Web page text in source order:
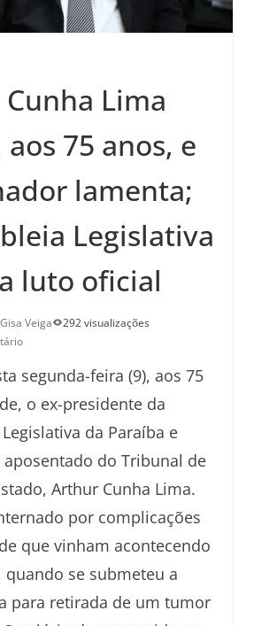
Lima
75 anos, e
lamenta;
Legislativa
luto oficial
Gisa Veiga
292 visualizações
segunda-feira (9), aos 75
o ex-presidente da
da Paraíba e
do Tribunal de
Arthur Cunha Lima.
por complicações
que vinham acontecendo
quando se submeteu a
para retirada de um tumor